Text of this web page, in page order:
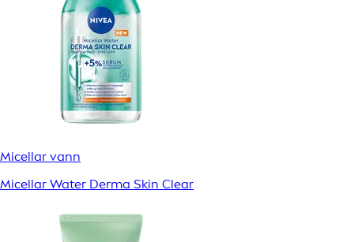
Micellar vann
Micellar Water Derma Skin Clear